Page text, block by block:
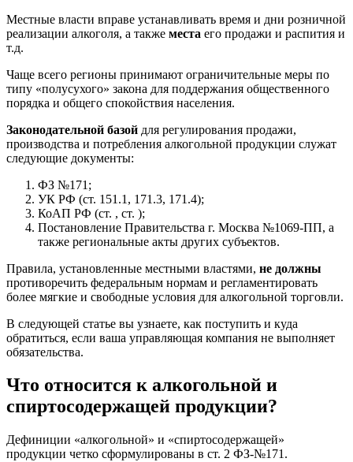
Местные власти вправе устанавливать время и дни розничной
реализации алкоголя, а также места его продажи и распития и
т.д.
Чаще всего регионы принимают ограничительные меры по
типу «полусухого» закона для поддержания общественного
порядка и общего спокойствия населения.
Законодательной базой для регулирования продажи,
производства и потребления алкогольной продукции служат
следующие документы:
ФЗ №171;
УК РФ (ст. 151.1, 171.3, 171.4);
КоАП РФ (ст. , ст. );
Постановление Правительства г. Москва №1069-ПП, а
также региональные акты других субъектов.
Правила, установленные местными властями, не должны
противоречить федеральным нормам и регламентировать
более мягкие и свободные условия для алкогольной торговли.
В следующей статье вы узнаете, как поступить и куда
обратиться, если ваша управляющая компания не выполняет
обязательства.
Что относится к алкогольной и
спиртосодержащей продукции?
Дефиниции «алкогольной» и «спиртосодержащей»
продукции четко сформулированы в ст. 2 ФЗ-№171.